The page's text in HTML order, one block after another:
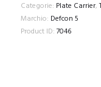
Categorie: Plate Carrier,
Marchio: Defcon 5
Product ID: 7046